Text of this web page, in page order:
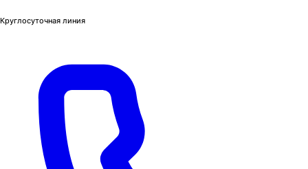
Круглосуточная линия